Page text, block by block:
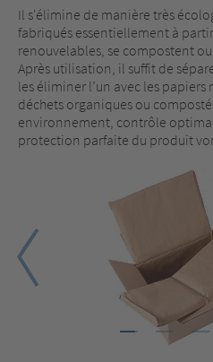
Il s'élimine de manière très
fabriqués essentiellement à
renouvelables, se compostent
Après utilisation, il suffit de
les éliminer l’un avec les papiers
déchets organiques ou
environnement, contrôle
protection parfaite du produit